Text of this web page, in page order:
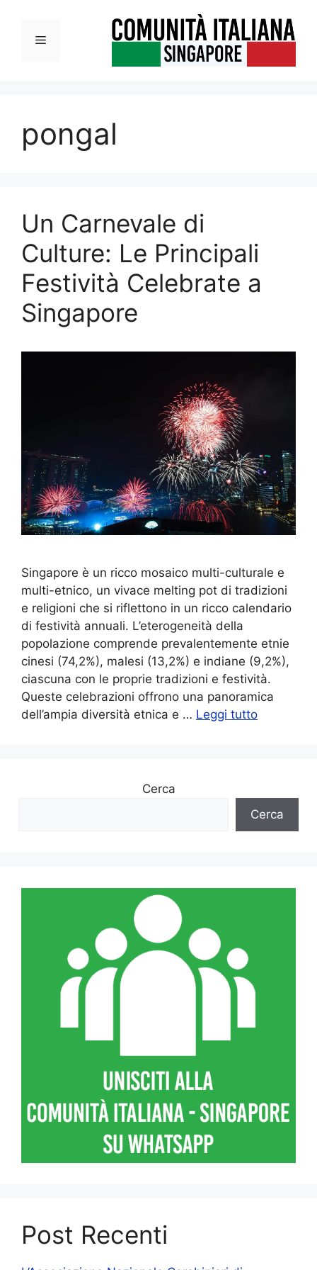
contenutoMenu
pongal
Un Carnevale di
Culture: Le Principali
Festività Celebrate a
Singapore
Singapore è un ricco mosaico multi-culturale e
multi-etnico, un vivace melting pot di tradizioni
e religioni che si riflettono in un ricco calendario
di festività annuali. L’eterogeneità della
popolazione comprende prevalentemente etnie
cinesi (74,2%), malesi (13,2%) e indiane (9,2%),
ciascuna con le proprie tradizioni e festività.
Queste celebrazioni offrono una panoramica
dell’ampia diversità etnica e … Leggi tutto
Cerca
Cerca
Post Recenti